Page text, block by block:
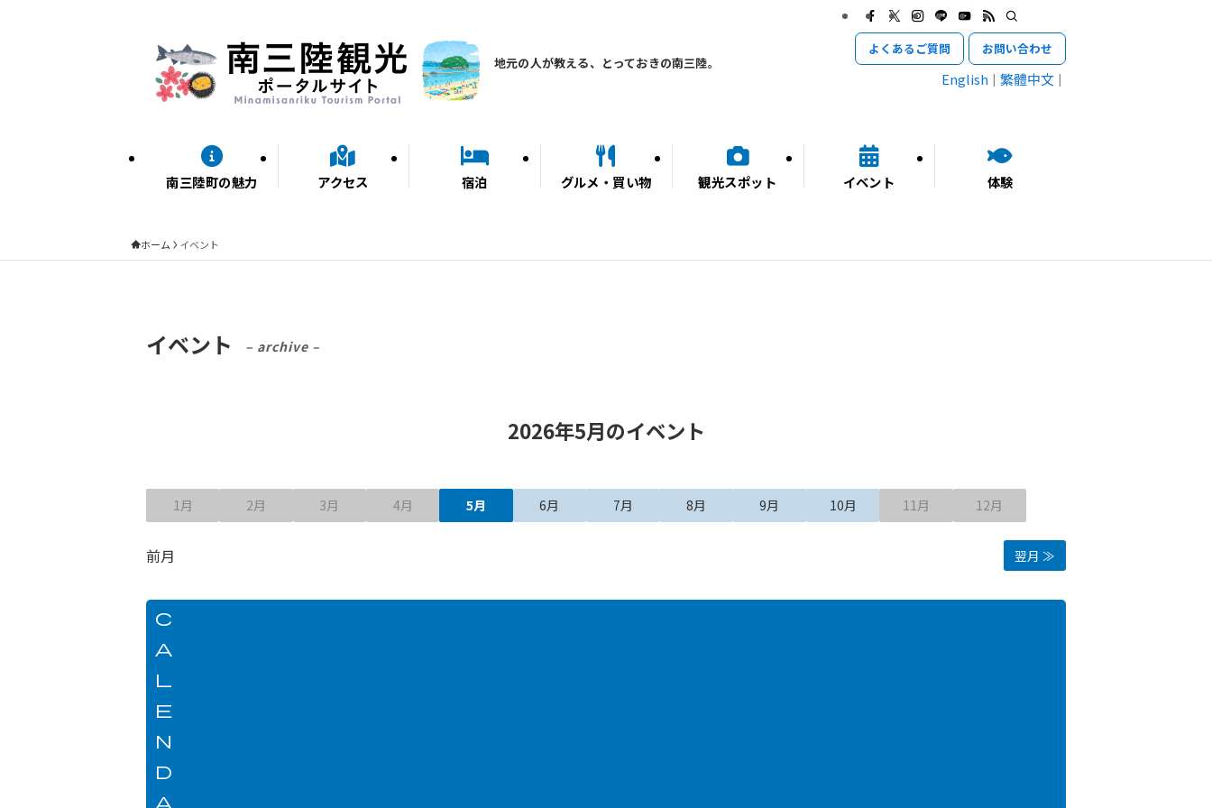
地元の人が教える、とっておきの南三陸。
南三陸町の魅力 アクセス 宿泊 グルメ・買い物 観光スポット イベント 体験
よくあるご質問 お問い合わせ
English 繁體中文
ホーム イベント
イベント – archive –
2026年5月のイベント
1月 2月 3月 4月 5月 6月 7月 8月 9月 10月 11月 12月
前月 翌月